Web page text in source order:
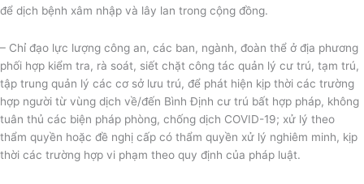
để dịch bệnh xâm nhập và lây lan trong cộng đồng.
– Chỉ đạo lực lượng công an, các ban, ngành, đoàn thể ở địa phương
phối hợp kiểm tra, rà soát, siết chặt công tác quản lý cư trú, tạm trú,
tập trung quản lý các cơ sở lưu trú, để phát hiện kịp thời các trường
hợp người từ vùng dịch về/đến Bình Định cư trú bất hợp pháp, không
tuân thủ các biện pháp phòng, chống dịch COVID-19; xử lý theo
thẩm quyền hoặc đề nghị cấp có thẩm quyền xử lý nghiêm minh, kịp
thời các trường hợp vi phạm theo quy định của pháp luật.